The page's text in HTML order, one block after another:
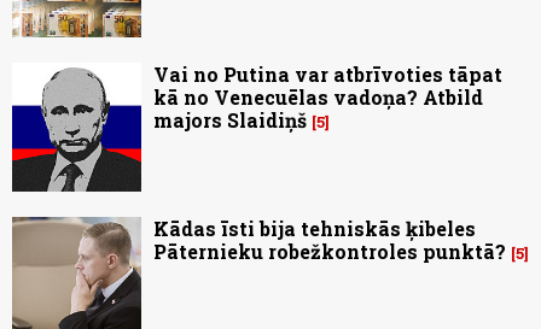
Vai no Putina var atbrīvoties tāpat
kā no Venecuēlas vadoņa? Atbild
majors Slaidiņš 5
Kādas īsti bija tehniskās ķibeles
Pāternieku robežkontroles punktā? 5